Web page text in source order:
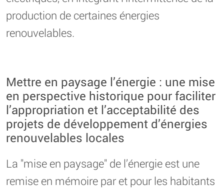
production de certaines énergies
renouvelables.
Mettre en paysage l’énergie : une mise
en perspective historique pour faciliter
l’appropriation et l’acceptabilité des
projets de développement d’énergies
renouvelables locales
La "mise en paysage" de l’énergie est une
remise en mémoire par et pour les habitants